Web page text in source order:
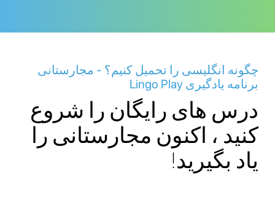
چگونه انگلیسی را تحمیل کنیم؟ - مجارستانی
برنامه یادگیری Lingo Play
درس های رایگان را شروع
کنید ، اکنون مجارستانی را
یاد بگیرید!